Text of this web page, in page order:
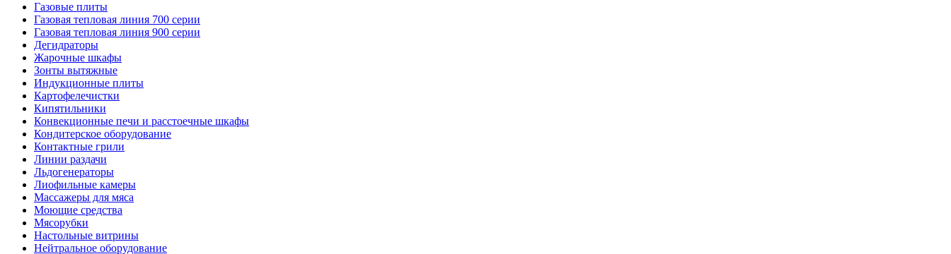
Газовые плиты
Газовая тепловая линия 700 серии
Газовая тепловая линия 900 серии
Дегидраторы
Жарочные шкафы
Зонты вытяжные
Индукционные плиты
Картофелечистки
Кипятильники
Конвекционные печи и расстоечные шкафы
Кондитерское оборудование
Контактные грили
Линии раздачи
Льдогенераторы
Лиофильные камеры
Массажеры для мяса
Моющие средства
Мясорубки
Настольные витрины
Нейтральное оборудование